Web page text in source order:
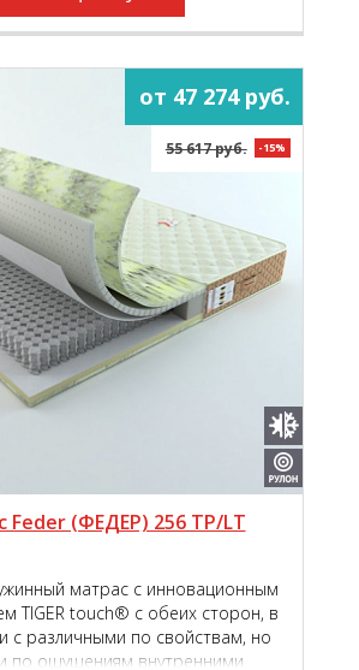
от 47 274 руб.
55 617 руб. -15%
Feder (ФЕДЕР) 256 TP/LT
матрас с инновационным
TIGER touch® с обеих сторон, в
с различными по свойствам, но
по ощущениям внутренними